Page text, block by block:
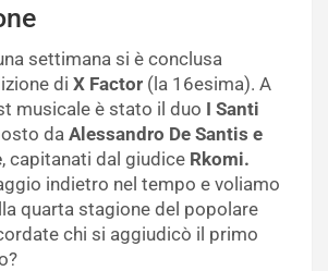
settimana si è conclusa
di X Factor (la 16esima). A
musicale è stato il duo I Santi
da Alessandro De Santis e
, capitanati dal giudice Rkomi.
indietro nel tempo e voliamo
quarta stagione del popolare
chi si aggiudicò il primo